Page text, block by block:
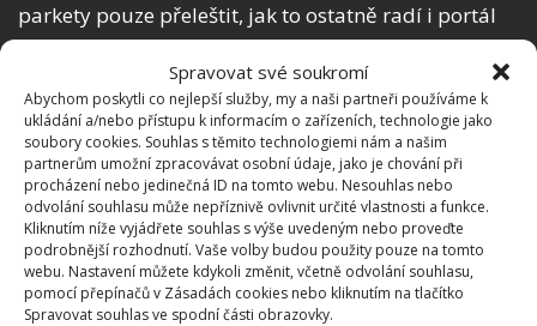
Spravovat své soukromí
Abychom poskytli co nejlepší služby, my a naši partneři používáme k
ukládání a/nebo přístupu k informacím o zařízeních, technologie jako
soubory cookies. Souhlas s těmito technologiemi nám a našim
partnerům umožní zpracovávat osobní údaje, jako je chování při
procházení nebo jedinečná ID na tomto webu. Nesouhlas nebo
odvolání souhlasu může nepříznivě ovlivnit určité vlastnosti a funkce.
Kliknutím níže vyjádřete souhlas s výše uvedeným nebo proveďte
podrobnější rozhodnutí. Vaše volby budou použity pouze na tomto
webu. Nastavení můžete kdykoli změnit, včetně odvolání souhlasu,
pomocí přepínačů v Zásadách cookies nebo kliknutím na tlačítko
Spravovat souhlas ve spodní části obrazovky.
parkety pouze přeleštit, jak to ostatně radí i portál
DesignParquet, a budou jako nové.